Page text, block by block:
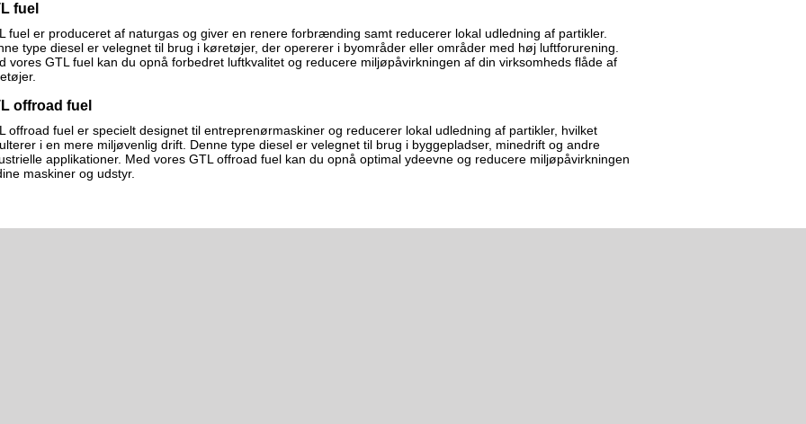
fuel
fuel er produceret af naturgas og giver en renere forbrænding samt reducerer lokal udledning af partikler.
type diesel er velegnet til brug i køretøjer, der opererer i byområder eller områder med høj luftforurening.
vores GTL fuel kan du opnå forbedret luftkvalitet og reducere miljøpåvirkningen af din virksomheds flåde af
offroad fuel
offroad fuel er specielt designet til entreprenørmaskiner og reducerer lokal udledning af partikler, hvilket
i en mere miljøvenlig drift. Denne type diesel er velegnet til brug i byggepladser, minedrift og andre
applikationer. Med vores GTL offroad fuel kan du opnå optimal ydeevne og reducere miljøpåvirkningen
maskiner og udstyr.